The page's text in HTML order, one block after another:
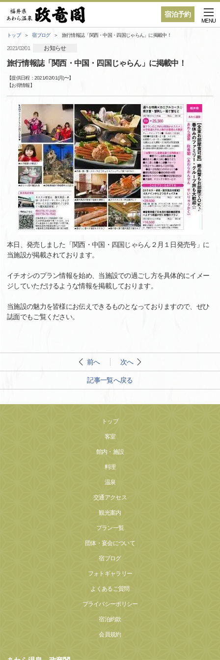
宿泊予約
MENU
トップ 宿ブログ 旅行情報誌「関西・中国・四国じゃらん」に掲載中！
2021/02/01 お知らせ
旅行情報誌「関西・中国・四国じゃらん」に掲載中！
【提供日程： 2021/02/01(月)〜】
【お得情報】
本日、発売しました「関西・中国・四国じゃらん２月１日発売号」に
当施設が掲載されております。
イチオシのプラン情報を始め、当施設での過ごし方を具体的にイメー
ジしていただけるような情報を掲載しております。
当施設の魅力を皆様にお伝えできるものとなっておりますので、ぜひ
誌面でもご覧ください。
前へ 次へ
記事一覧へ戻る
トップ
客室
館内・施設
料理
温泉
交通アクセス
観光案内
プラン一覧
団体・宴会について
宿ブログ
フォトギャラリー
よくあるご質問
プライバシーポリシー
宿泊約款
会員規約